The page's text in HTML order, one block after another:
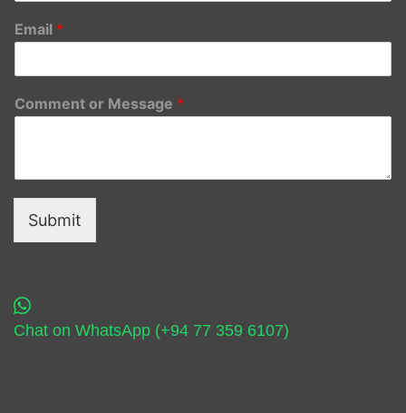
Email *
Comment or Message *
Submit
Chat on WhatsApp (+94 77 359 6107)